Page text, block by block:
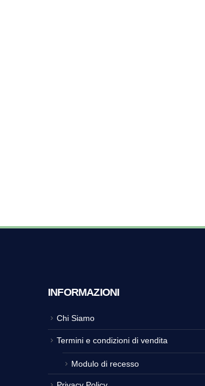
INFORMAZIONI
Chi Siamo
Termini e condizioni di vendita
Modulo di recesso